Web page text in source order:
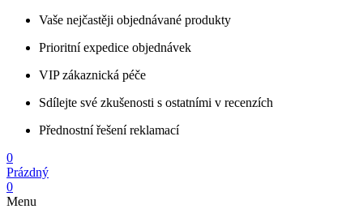
Vaše nejčastěji objednávané produkty
Prioritní expedice objednávek
VIP zákaznická péče
Sdílejte své zkušenosti s ostatními v recenzích
Přednostní řešení reklamací
0
Prázdný
0
Menu